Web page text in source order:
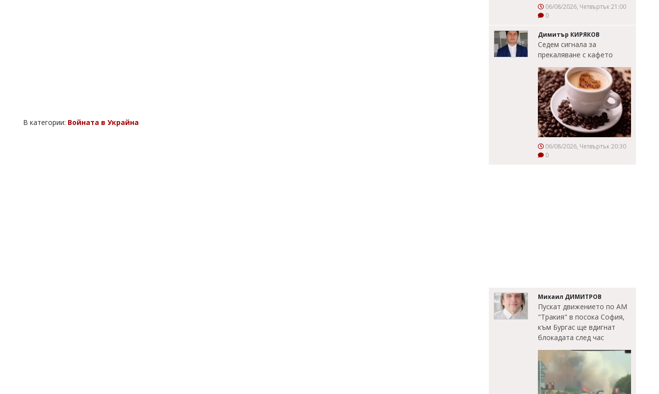
В категории: Войната в Украйна
06/08/2026, Четвъртък 21:00
0
Димитър КИРЯКОВ
Седем сигнала за
прекаляване с кафето
06/08/2026, Четвъртък 20:30
0
Михаил ДИМИТРОВ
Пускат движението по АМ
"Тракия" в посока София,
към Бургас ще вдигнат
блокадата след час